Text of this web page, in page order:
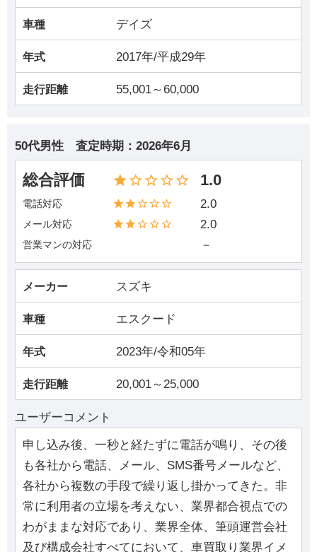
車種 デイズ
年式 2017年/平成29年
走行距離 55,001～60,000
50代男性 査定時期： 2026年6月
総合評価 1.0
電話対応 2.0
メール対応 2.0
営業マンの対応 －
メーカー スズキ
車種 エスクード
年式 2023年/令和05年
走行距離 20,001～25,000
ユーザーコメント
申し込み後、一秒と経たずに電話が鳴り、その後
も各社から電話、メール、SMS番号メールなど、
各社から複数の手段で繰り返し掛かってきた。非
常に利用者の立場を考えない、業界都合視点での
わがままな対応であり、業界全体、筆頭運営会社
及び構成会社すべてにおいて、車買取り業界イメ